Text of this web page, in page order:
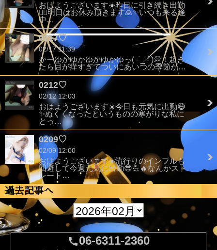
おはようございます☀️昨日に引き続き出勤
🏃‍♂️明日はお休み頂きます🙏✨いつも来る途
中…
0217♡
02/17 11:39
かーゆかゆかゆかゆかゆっ( -᷄ _ -᷅ )💭！起き
たら目が痒すぎてついにあいつの季節が…
0212♡
02/12 12:03
おはようございます☀️今日も元気に出勤😄
✨️ぬくくなったというものの寒がりな私に
とっ…
0209♡
02/09 12:00
おはようございます☀️流行りのインフルも
回避して今週元気に出勤😎💪🔥なんかスト
レート…
過去記事へ
call06-6311-2360